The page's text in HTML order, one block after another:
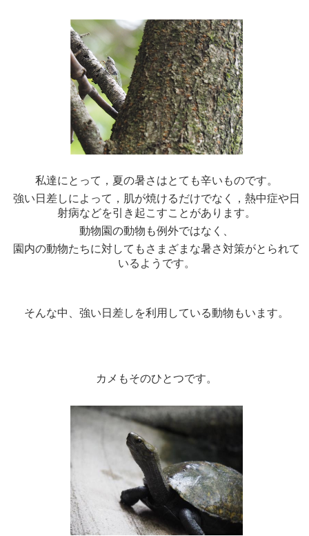
私達にとって，夏の暑さはとても辛いものです。
強い日差しによって，肌が焼けるだけでなく，熱中症や日
射病などを引き起こすことがあります。
動物園の動物も例外ではなく、
園内の動物たちに対してもさまざまな暑さ対策がとられて
いるようです。
そんな中、強い日差しを利用している動物もいます。
カメもそのひとつです。